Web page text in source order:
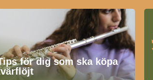
för dig som ska köpa